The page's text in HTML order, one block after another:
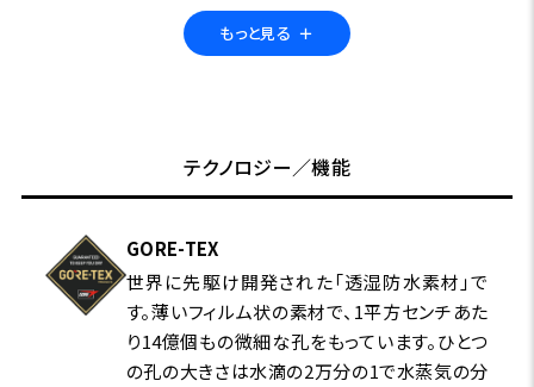
もっと見る ＋
テクノロジー／機能
GORE-TEX
世界に先駆け開発された「透湿防水素材」で
す。薄いフィルム状の素材で、1平方センチあた
り14億個もの微細な孔をもっています。ひとつ
の孔の大きさは水滴の2万分の1で水蒸気の分